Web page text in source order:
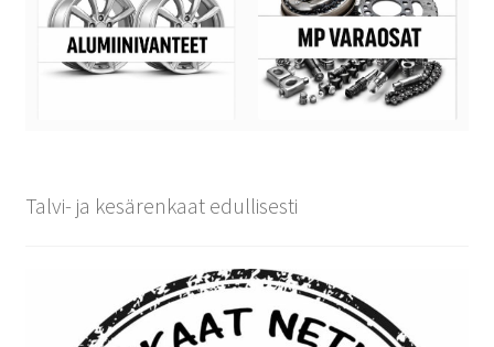
Talvi- ja kesärenkaat edullisesti